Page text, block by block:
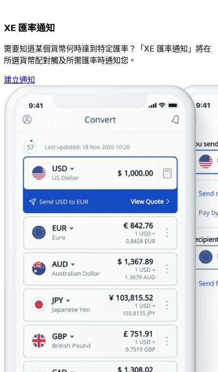
XE 匯率通知
需要知道某個貨幣何時達到特定匯率？「XE 匯率通知」將在
所選貨幣配對觸及所需匯率時通知您。
建立通知